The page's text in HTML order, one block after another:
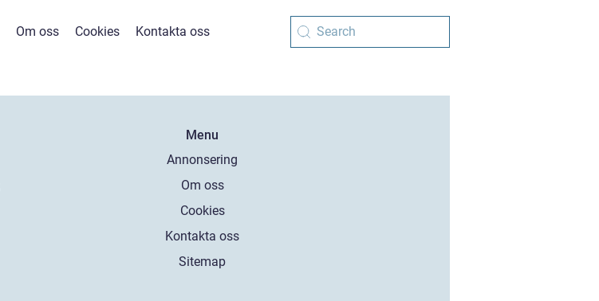
Om oss Cookies Kontakta oss
Menu
Annonsering
Om oss
Cookies
Kontakta oss
Sitemap